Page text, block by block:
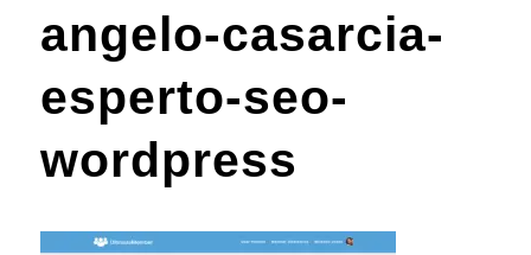
angelo-casarcia-
esperto-seo-
wordpress